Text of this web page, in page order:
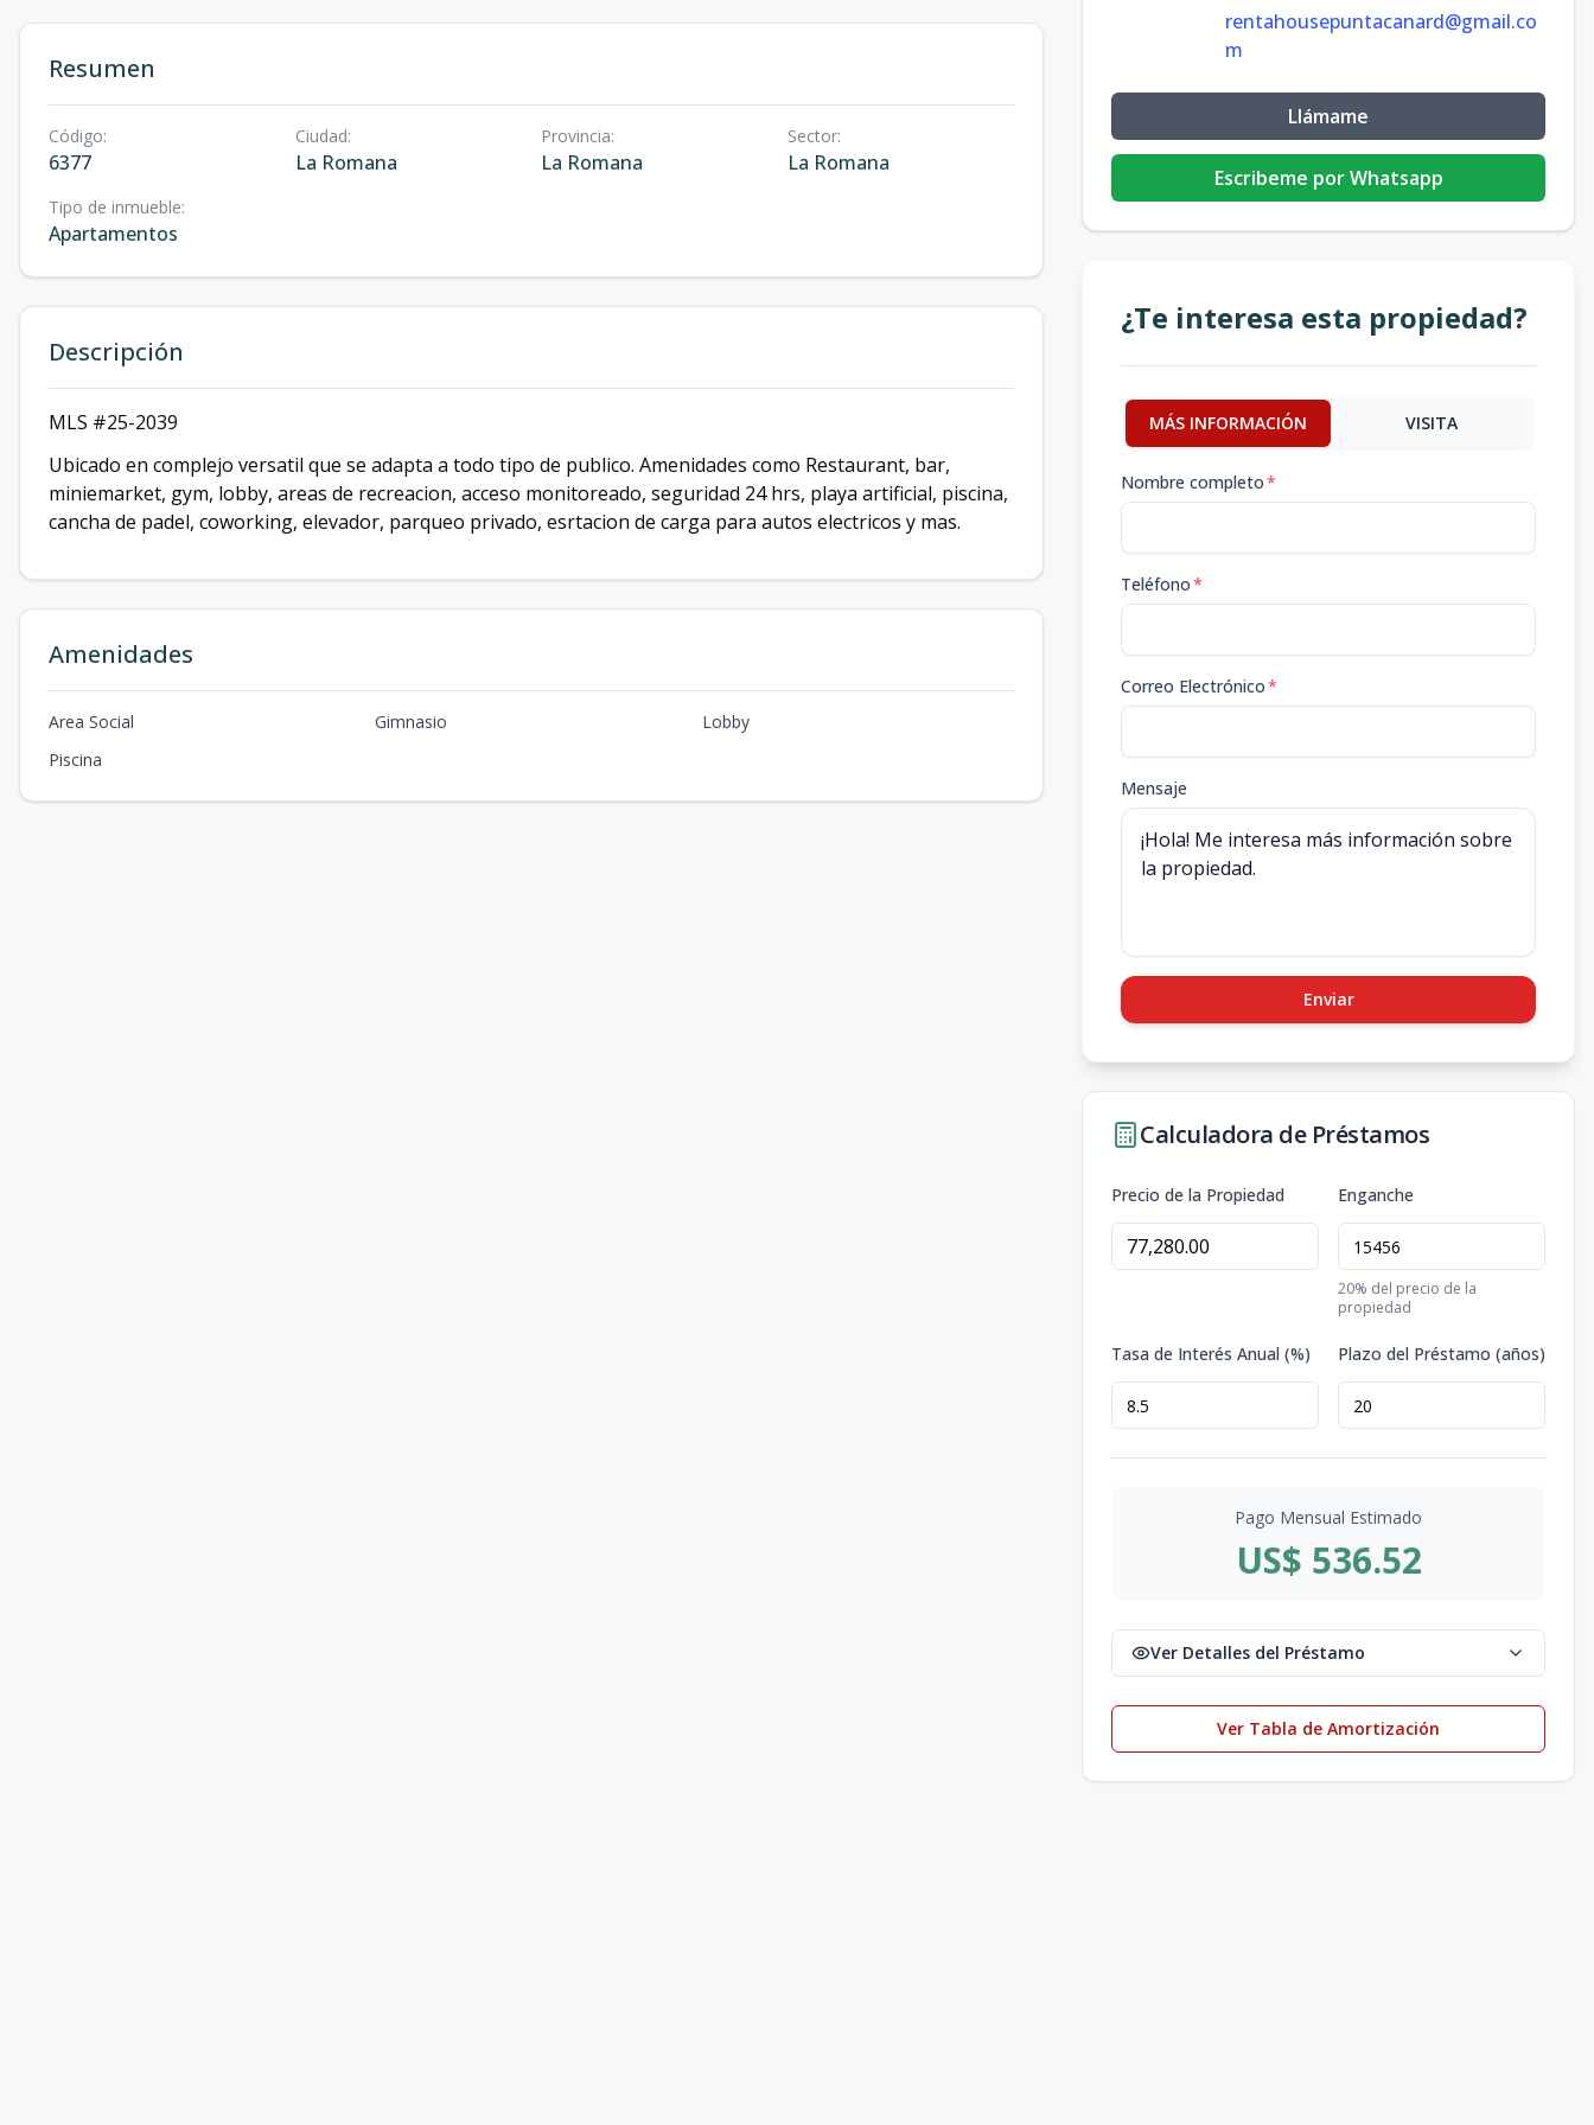
Resumen
Código:
6377
Ciudad:
La Romana
Provincia:
La Romana
Sector:
La Romana
Tipo de inmueble:
Apartamentos
Descripción
MLS #25-2039
Ubicado en complejo versatil que se adapta a todo tipo de publico. Amenidades como Restaurant, bar,
miniemarket, gym, lobby, areas de recreacion, acceso monitoreado, seguridad 24 hrs, playa artificial, piscina,
cancha de padel, coworking, elevador, parqueo privado, esrtacion de carga para autos electricos y mas.
Amenidades
Area Social Gimnasio
Lobby
Piscina
rentahousepuntacanard@gmail.co
m
Llámame
Escribeme por Whatsapp
¿Te interesa esta propiedad?
MÁS INFORMACIÓN VISITA
Nombre completo*
Teléfono*
Correo Electrónico*
Mensaje
Enviar
Calculadora de Préstamos
Precio de la Propiedad Enganche
20% del precio de la
propiedad
Tasa de Interés Anual (%) Plazo del Préstamo (años)
Pago Mensual Estimado
US$ 536.52
Ver Detalles del Préstamo
Ver Tabla de Amortización